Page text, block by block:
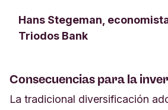
Hans Stegeman,
Triodos Bank
Consecuencias para la
La tradicional diversificación